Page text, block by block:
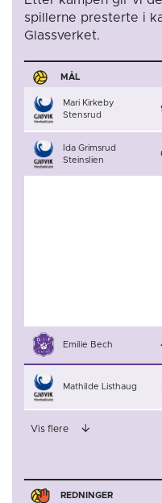
spillerne presterte i
Glassverket.
MÅL
Mari Kirkeby
Stensrud
Ida Grimsrud
Steinslien
Emilie Bech
Mathilde Listhaug
Vis flere
REDNINGER